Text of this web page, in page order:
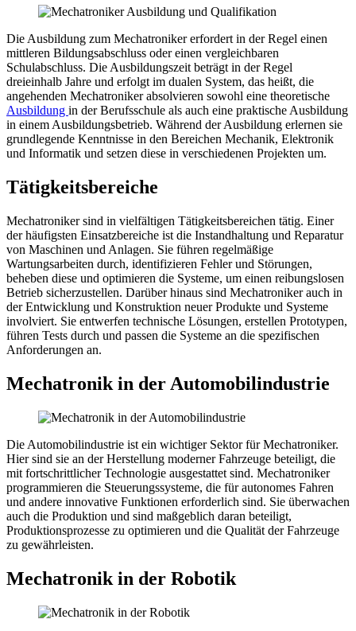
Die Ausbildung zum Mechatroniker erfordert in der Regel einen
mittleren Bildungsabschluss oder einen vergleichbaren
Schulabschluss. Die Ausbildungszeit beträgt in der Regel
dreieinhalb Jahre und erfolgt im dualen System, das heißt, die
angehenden Mechatroniker absolvieren sowohl eine theoretische
Ausbildung in der Berufsschule als auch eine praktische Ausbildung
in einem Ausbildungsbetrieb. Während der Ausbildung erlernen sie
grundlegende Kenntnisse in den Bereichen Mechanik, Elektronik
und Informatik und setzen diese in verschiedenen Projekten um.
Tätigkeitsbereiche
Mechatroniker sind in vielfältigen Tätigkeitsbereichen tätig. Einer
der häufigsten Einsatzbereiche ist die Instandhaltung und Reparatur
von Maschinen und Anlagen. Sie führen regelmäßige
Wartungsarbeiten durch, identifizieren Fehler und Störungen,
beheben diese und optimieren die Systeme, um einen reibungslosen
Betrieb sicherzustellen. Darüber hinaus sind Mechatroniker auch in
der Entwicklung und Konstruktion neuer Produkte und Systeme
involviert. Sie entwerfen technische Lösungen, erstellen Prototypen,
führen Tests durch und passen die Systeme an die spezifischen
Anforderungen an.
Mechatronik in der Automobilindustrie
Die Automobilindustrie ist ein wichtiger Sektor für Mechatroniker.
Hier sind sie an der Herstellung moderner Fahrzeuge beteiligt, die
mit fortschrittlicher Technologie ausgestattet sind. Mechatroniker
programmieren die Steuerungssysteme, die für autonomes Fahren
und andere innovative Funktionen erforderlich sind. Sie überwachen
auch die Produktion und sind maßgeblich daran beteiligt,
Produktionsprozesse zu optimieren und die Qualität der Fahrzeuge
zu gewährleisten.
Mechatronik in der Robotik